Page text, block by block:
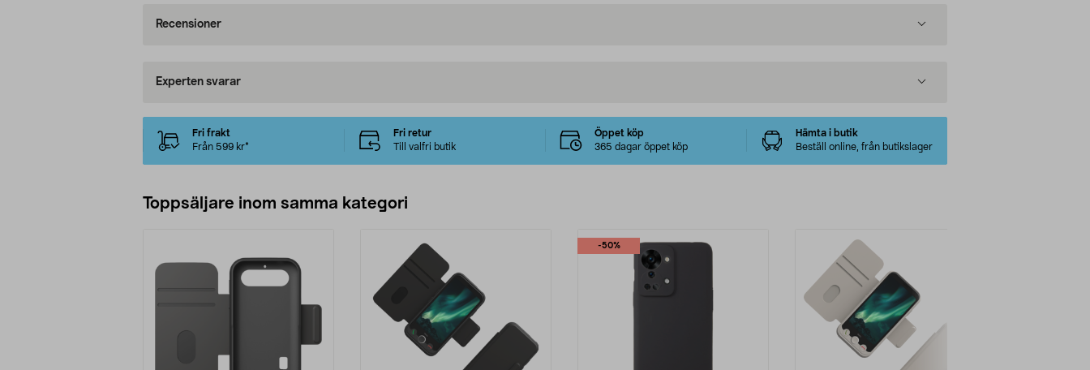
Recensioner
Experten svarar
Fri frakt
Från 599 kr*
Fri retur
Till valfri butik
Öppet köp
365 dagar öppet köp
Hämta i butik
Beställ online, från butikslager
Toppsäljare inom samma kategori
-50%